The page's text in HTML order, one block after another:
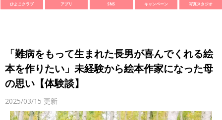
ひよこクラブ アプリ SNS キャンペーン 写真スタジオ
「難病をもって生まれた長男が喜んでくれる絵
本を作りたい」未経験から絵本作家になった母
の思い【体験談】
2025/03/15 更新